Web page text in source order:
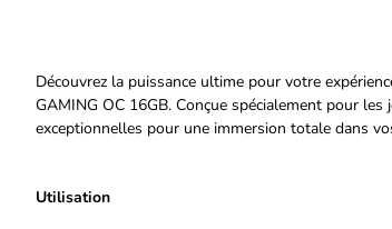
Découvrez la puissance ultime pour votre
GAMING OC 16GB. Conçue spécialement pour
exceptionnelles pour une immersion totale dans
Utilisation